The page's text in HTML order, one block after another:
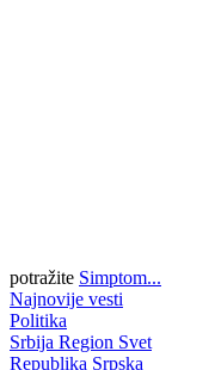
potražite Simptom...
Najnovije vesti
Politika
Srbija Region Svet
Republika Srpska